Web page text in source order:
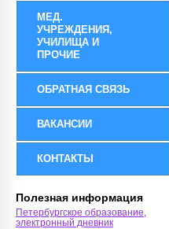
МЕД.
УЧРЕЖДЕНИЯ,
УЧИЛИЩА И
ПРОЧИЕ
ОБРАТНАЯ СВЯЗЬ
ВАКАНСИИ
КОНТАКТЫ
Полезная информация
Петербургское образование,
электронный дневник